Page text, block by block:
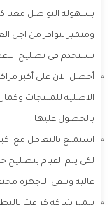
بسهولة التواصل معنا
ومتميز تتوافر من اجل
تستخدم فى تصليح
أحصل الان على أكبر
الاصلية للمنتجات
بالحصول عليها .
استمتع بالتعامل مع
لكى يتم القيام بتصليح
عالية وتبقى الاجهزة